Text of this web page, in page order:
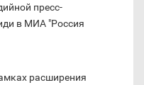
пресс-
в МИА "Россия
расширения